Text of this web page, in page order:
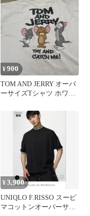
¥900
TOM AND JERRY オーバ
ーサイズTシャツ ホワイ
¥3,900
UNIQLO F.RISSO スーピ
マコットンオーバーサイ